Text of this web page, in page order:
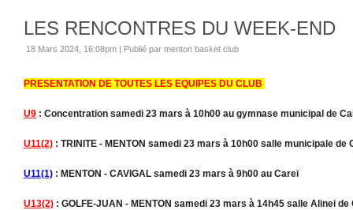
LES RENCONTRES DU WEEK-END
18 Mars 2024, 16:08pm | Publié par menton basket club
PRESENTATION DE TOUTES LES EQUIPES DU CLUB
U9 : Concentration samedi 23 mars à 10h00 au gymnase municipal de
U11(2) : TRINITE - MENTON samedi 23 mars à 10h00 salle municipale de
U11(1) : MENTON - CAVIGAL samedi 23 mars à 9h00 au Careï
U13(2) : GOLFE-JUAN - MENTON samedi 23 mars à 14h45 salle Alinei de